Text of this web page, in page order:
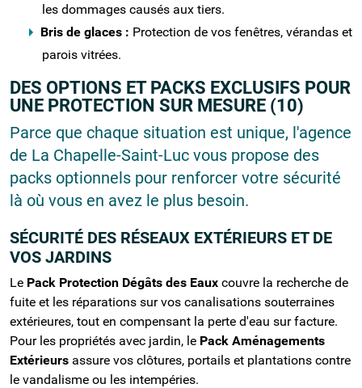
les dommages causés aux tiers.
Bris de glaces : Protection de vos fenêtres, vérandas et
parois vitrées.
DES OPTIONS ET PACKS EXCLUSIFS POUR
UNE PROTECTION SUR MESURE (10)
Parce que chaque situation est unique, l'agence
de La Chapelle-Saint-Luc vous propose des
packs optionnels pour renforcer votre sécurité
là où vous en avez le plus besoin.
SÉCURITÉ DES RÉSEAUX EXTÉRIEURS ET DE
VOS JARDINS
Le Pack Protection Dégâts des Eaux couvre la recherche de
fuite et les réparations sur vos canalisations souterraines
extérieures, tout en compensant la perte d'eau sur facture.
Pour les propriétés avec jardin, le Pack Aménagements
Extérieurs assure vos clôtures, portails et plantations contre
le vandalisme ou les intempéries.